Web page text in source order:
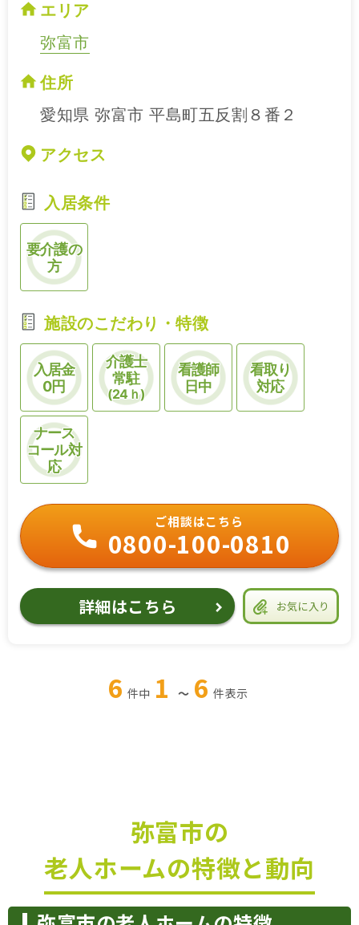
エリア
弥富市
住所
愛知県 弥富市 平島町五反割８番２
アクセス
入居条件
要介護の
方
施設のこだわり・特徴
入居金
0円
介護士
常駐
(24ｈ)
看護師
日中
看取り
対応
ナース
コール対
応
お気に入り
ご相談はこちら
0800-100-0810
詳細はこちら
6 件中 1 ～ 6 件表示
弥富市の
老人ホームの特徴と動向